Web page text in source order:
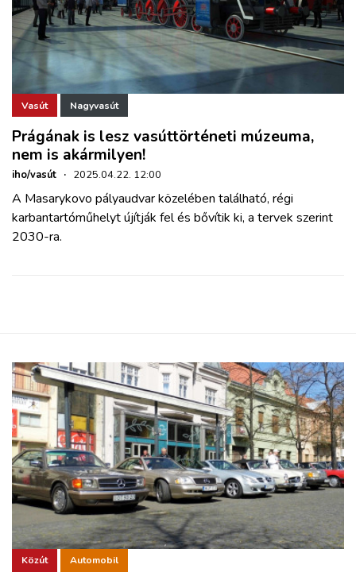
KÖZLEKEDÉSFEJLESZTÉS
ELLÁTÁSI LÁNC
ZÖLDÚT
HAJÓZÁS
BLOG
REGISZTRÁCIÓ
Vasút Nagyvasút
Prágának is lesz vasúttörténeti múzeuma,
nem is akármilyen!
iho/vasút · 2025.04.22. 12:00
A Masarykovo pályaudvar közelében található, régi
karbantartóműhelyt újítják fel és bővítik ki, a tervek szerint
2030-ra.
Közút Automobil